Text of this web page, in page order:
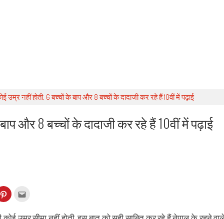
उम्र नहीं होती, 6 बच्चों के बाप और 8 बच्चों के दादाजी कर रहे हैं 10वीं में पढ़ाई
और 8 बच्चों के दादाजी कर रहे हैं 10वीं में पढ़ाई
Click
to
Pinterest
to